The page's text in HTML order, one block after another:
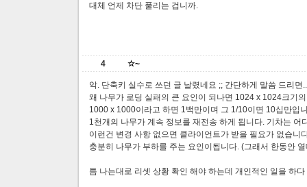
대체 언제 차단 풀리는 겁니까.
4 ☆~
악. 단축키 실수로 쓰던 글 날렸네요 ;; 간단하게 말씀 드리면..
왜 나무가 로딩 실패의 큰 요인이 되나면 1024 x 1024크기
1000 x 1000이라고 하면 1백만이며 그 1/10이면 10십만입
1천개의 나무가 계속 정보를 재전송 하게 됩니다. 기차는
이런건 변경 사항 없으면 클라이언트가 받을 필요가 없습
충분히 나무가 부하를 주는 요인이됩니다. (그래서 한동안
틈 나는대로 리셋 상황 확인 해야 하는데 개인적인 일을 하